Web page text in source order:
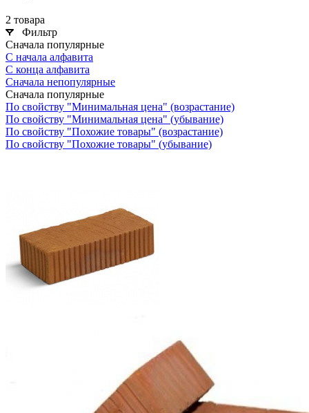
2 товара
Фильтр
Сначала популярные
С начала алфавита
С конца алфавита
Сначала непопулярные
Сначала популярные
По свойству "Минимальная цена" (возрастание)
По свойству "Минимальная цена" (убывание)
По свойству "Похожие товары" (возрастание)
По свойству "Похожие товары" (убывание)